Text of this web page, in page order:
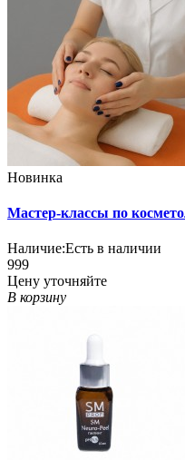
Новинка
Мастер-классы по
Наличие:Есть в наличии
999
Цену уточняйте
В корзину